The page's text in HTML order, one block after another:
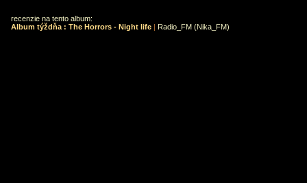
recenzie na tento album:
Album týždňa : The Horrors - Night life | Radio_FM (Nika_FM)